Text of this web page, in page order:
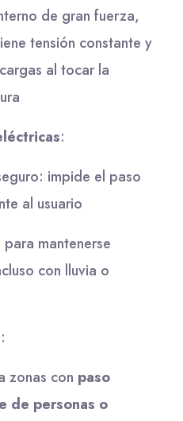
de gran fuerza,
tensión constante y
al tocar la
:
impide el paso
al usuario
mantenerse
con lluvia o
:
zonas con paso
de personas o